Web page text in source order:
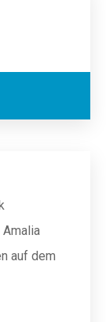
auf dem